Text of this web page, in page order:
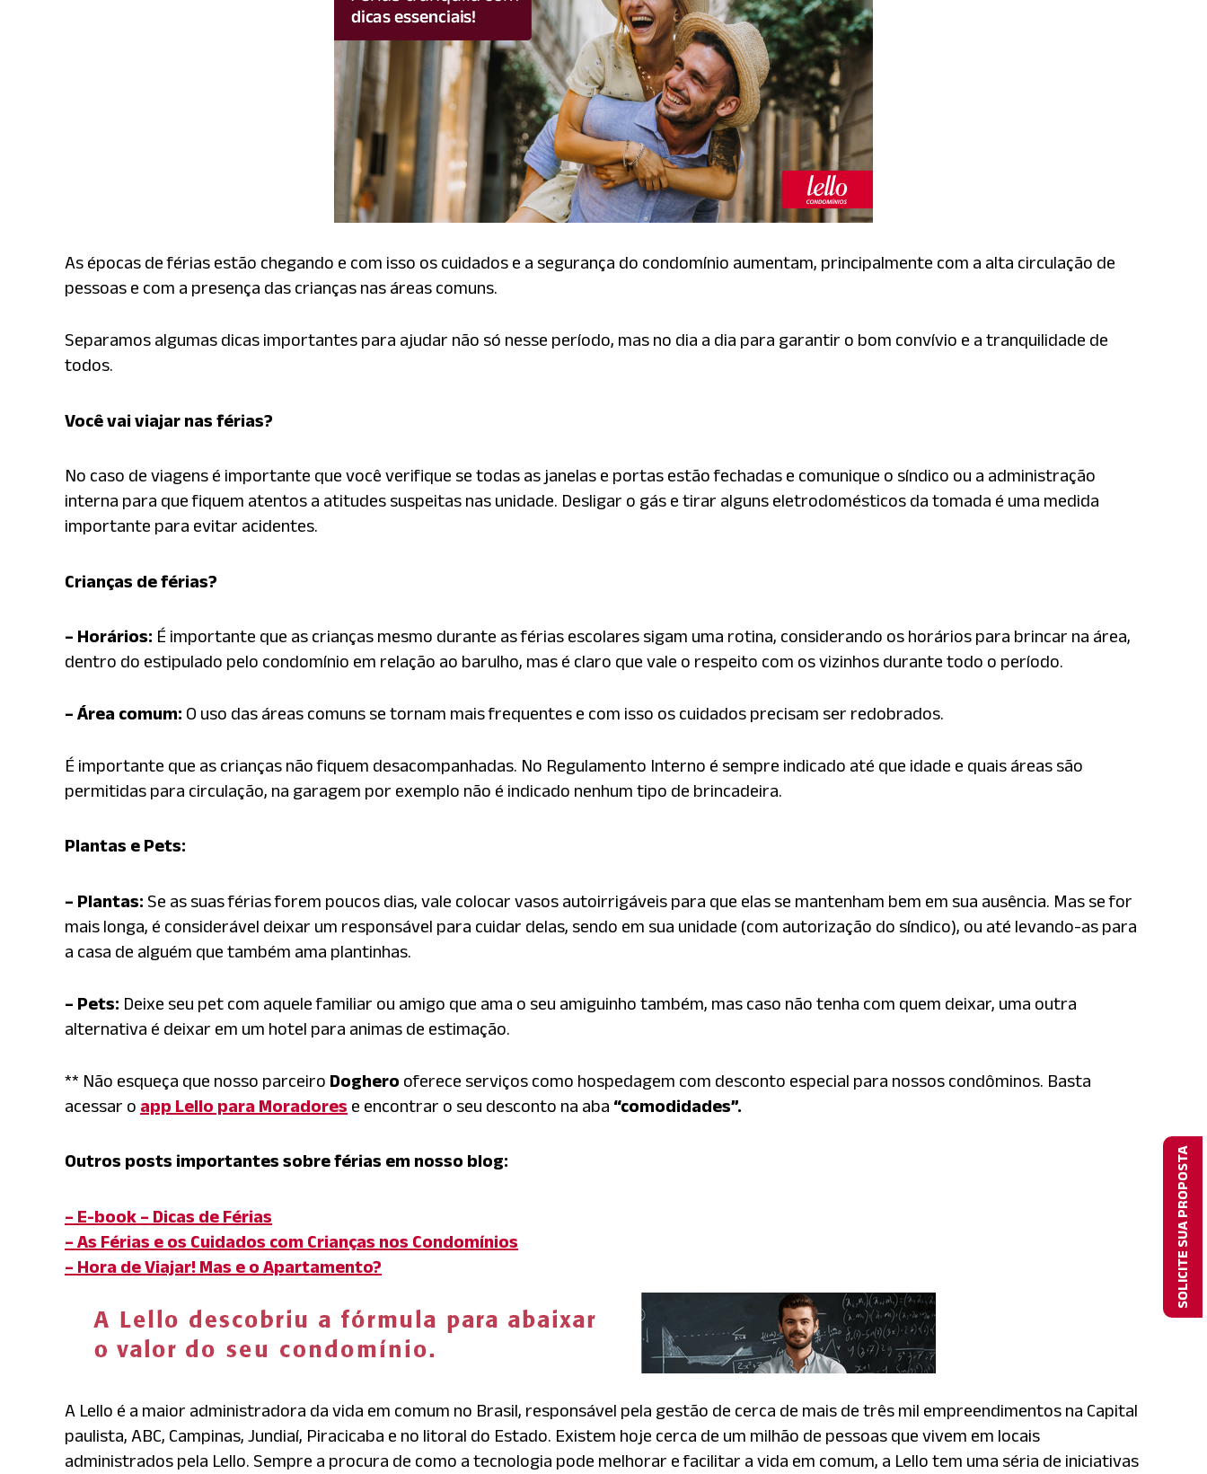
As épocas de férias estão chegando e com isso os cuidados e a segurança do condomínio aumentam, principalmente com a alta circulação de
pessoas e com a presença das crianças nas áreas comuns.
Separamos algumas dicas importantes para ajudar não só nesse período, mas no dia a dia para garantir o bom convívio e a tranquilidade de
todos.
Você vai viajar nas férias?
No caso de viagens é importante que você verifique se todas as janelas e portas estão fechadas e comunique o síndico ou a administração
interna para que fiquem atentos a atitudes suspeitas nas unidade. Desligar o gás e tirar alguns eletrodomésticos da tomada é uma medida
importante para evitar acidentes.
Crianças de férias?
– Horários: É importante que as crianças mesmo durante as férias escolares sigam uma rotina, considerando os horários para brincar na área,
dentro do estipulado pelo condomínio em relação ao barulho, mas é claro que vale o respeito com os vizinhos durante todo o período.
– Área comum: O uso das áreas comuns se tornam mais frequentes e com isso os cuidados precisam ser redobrados.
É importante que as crianças não fiquem desacompanhadas. No Regulamento Interno é sempre indicado até que idade e quais áreas são
permitidas para circulação, na garagem por exemplo não é indicado nenhum tipo de brincadeira.
Plantas e Pets:
– Plantas: Se as suas férias forem poucos dias, vale colocar vasos autoirrigáveis para que elas se mantenham bem em sua ausência. Mas se for
mais longa, é considerável deixar um responsável para cuidar delas, sendo em sua unidade (com autorização do síndico), ou até levando-as para
a casa de alguém que também ama plantinhas.
– Pets: Deixe seu pet com aquele familiar ou amigo que ama o seu amiguinho também, mas caso não tenha com quem deixar, uma outra
alternativa é deixar em um hotel para animas de estimação.
** Não esqueça que nosso parceiro Doghero oferece serviços como hospedagem com desconto especial para nossos condôminos. Basta
acessar o app Lello para Moradores e encontrar o seu desconto na aba “comodidades”.
Outros posts importantes sobre férias em nosso blog:
– E-book – Dicas de Férias
– As Férias e os Cuidados com Crianças nos Condomínios
– Hora de Viajar! Mas e o Apartamento?
A Lello é a maior administradora da vida em comum no Brasil, responsável pela gestão de cerca de mais de três mil empreendimentos na Capital
paulista, ABC, Campinas, Jundiaí, Piracicaba e no litoral do Estado. Existem hoje cerca de um milhão de pessoas que vivem em locais
administrados pela Lello. Sempre a procura de como a tecnologia pode melhorar e facilitar a vida em comum, a Lello tem uma séria de iniciativas
SOLICITE SUA PROPOSTA